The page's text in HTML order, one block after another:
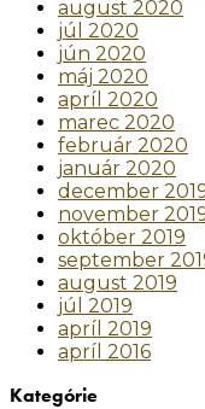
august 2020
júl 2020
jún 2020
máj 2020
apríl 2020
marec 2020
február 2020
január 2020
december
november
október 2019
september
august 2019
júl 2019
apríl 2019
apríl 2016
Kategórie